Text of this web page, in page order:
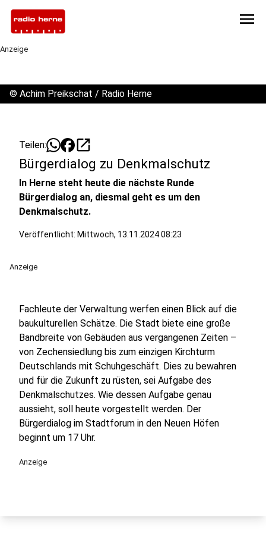
menu
Anzeige
© Achim Preikschat / Radio Herne
Teilen: open_in_new
Bürgerdialog zu Denkmalschutz
In Herne steht heute die nächste Runde
Bürgerdialog an, diesmal geht es um den
Denkmalschutz.
Veröffentlicht: Mittwoch, 13.11.2024 08:23
Anzeige
Fachleute der Verwaltung werfen einen Blick auf die
baukulturellen Schätze. Die Stadt biete eine große
Bandbreite von Gebäuden aus vergangenen Zeiten –
von Zechensiedlung bis zum einzigen Kirchturm
Deutschlands mit Schuhgeschäft. Dies zu bewahren
und für die Zukunft zu rüsten, sei Aufgabe des
Denkmalschutzes. Wie dessen Aufgabe genau
aussieht, soll heute vorgestellt werden. Der
Bürgerdialog im Stadtforum in den Neuen Höfen
beginnt um 17 Uhr.
Anzeige